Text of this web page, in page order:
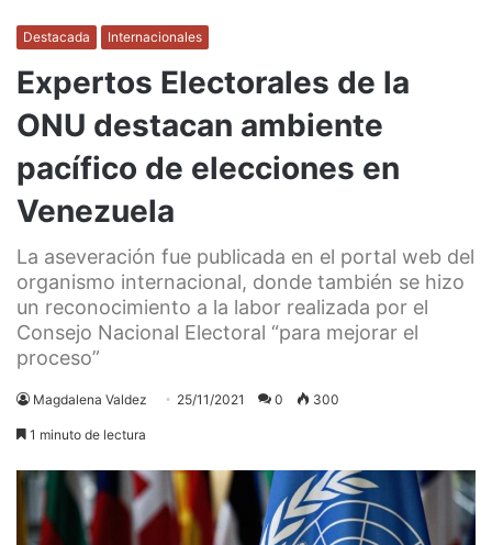
Destacada Internacionales
Expertos Electorales de la
ONU destacan ambiente
pacífico de elecciones en
Venezuela
La aseveración fue publicada en el portal web del
organismo internacional, donde también se hizo
un reconocimiento a la labor realizada por el
Consejo Nacional Electoral “para mejorar el
proceso”
Magdalena Valdez 25/11/2021 0 300
1 minuto de lectura